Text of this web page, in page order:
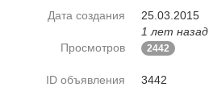
Дата создания
25.03.2015
1 лет назад
Просмотров
2442
ID объявления 3442